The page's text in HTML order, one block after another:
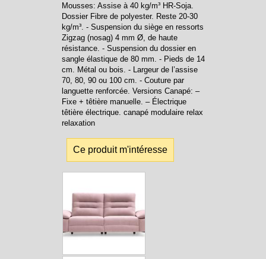
Mousses: Assise à 40 kg/m³ HR-Soja.
Dossier Fibre de polyester. Reste 20-30
kg/m³. - Suspension du siège en ressorts
Zigzag (nosag) 4 mm Ø, de haute
résistance. - Suspension du dossier en
sangle élastique de 80 mm. - Pieds de 14
cm. Métal ou bois. - Largeur de l’assise
70, 80, 90 ou 100 cm. - Couture par
languette renforcée. Versions Canapé: –
Fixe + têtière manuelle. – Électrique
têtière électrique. canapé modulaire relax
relaxation
Ce produit m'intéresse